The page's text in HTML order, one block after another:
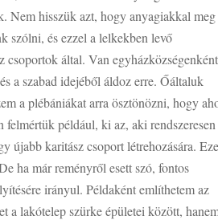
Nem hisszük azt, hogy anyagiakkal meg
szólni, és ezzel a lelkekben levő
csoportok által. Van
a szabad idejéből áldoz erre. Őáltaluk
a plébániákat arra ösztönözni, hogy
például, ki az, aki rendszeresen
újabb karitász csoport létrehozására.
ha már reményről esett szó, fontos
irányul. Példaként említhetem az
a lakótelep szürke épületei között,